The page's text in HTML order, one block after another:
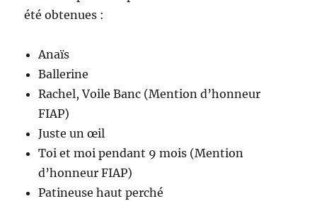
été obtenues :
Anaïs
Ballerine
Rachel, Voile Banc (Mention d’honneur
FIAP)
Juste un œil
Toi et moi pendant 9 mois (Mention
d’honneur FIAP)
Patineuse haut perché